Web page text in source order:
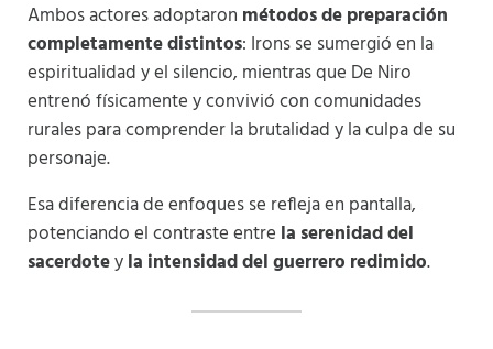
Ambos actores adoptaron métodos de preparación
completamente distintos: Irons se sumergió en la
espiritualidad y el silencio, mientras que De Niro
entrenó físicamente y convivió con comunidades
rurales para comprender la brutalidad y la culpa de su
personaje.
Esa diferencia de enfoques se refleja en pantalla,
potenciando el contraste entre la serenidad del
sacerdoteyla intensidad del guerrero redimido.